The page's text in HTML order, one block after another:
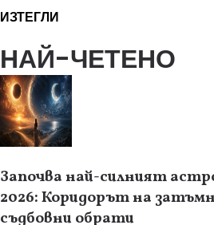
ИЗТЕГЛИ
НАЙ-ЧЕТЕНО
Започва най-силният
2026: Коридорът на
съдбовни обрати